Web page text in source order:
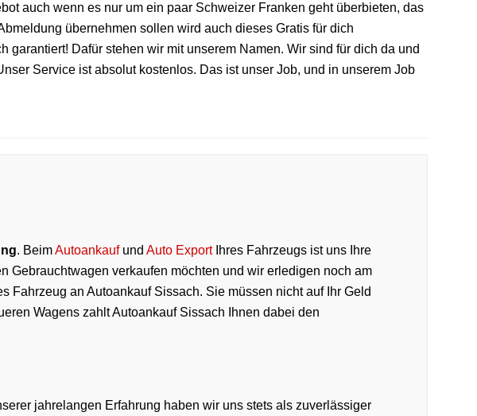
auch wenn es nur um ein paar Schweizer Franken geht überbieten, das
übernehmen sollen wird auch dieses Gratis für dich
garantiert! Dafür stehen wir mit unserem Namen. Wir sind für dich da und
Service ist absolut kostenlos. Das ist unser Job, und in unserem Job
. BeimAutoankaufund Auto ExportIhres Fahrzeugs ist uns Ihre
Gebrauchtwagen verkaufen möchten und wir erledigen noch am
an Autoankauf Sissach. Sie müssen nicht auf Ihr Geld
Wagens zahlt Autoankauf Sissach Ihnen dabei den
jahrelangen Erfahrung haben wir uns stets als zuverlässiger